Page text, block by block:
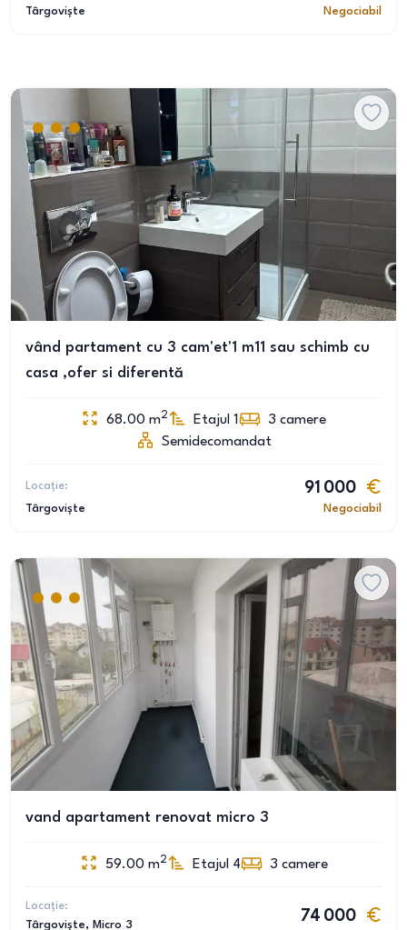
Târgoviște Negociabil
vând partament cu 3 cam'et'1 m11 sau schimb cu
casa ,ofer si diferentă
68.00 m2 Etajul 1 3 camere
Semidecomandat
Locație:
Târgoviște
91 000
Negociabil
vand apartament renovat micro 3
59.00 m2 Etajul 4 3 camere
Locație:
Târgoviște, Micro 3
74 000